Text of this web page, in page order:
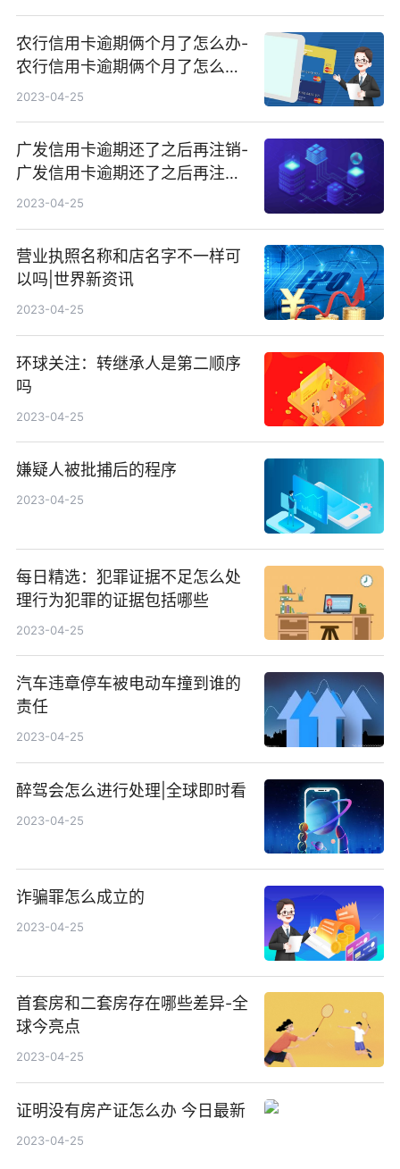
农行信用卡逾期俩个月了怎么办-
农行信用卡逾期俩个月了怎么办
理_全球报道
2023-04-25
广发信用卡逾期还了之后再注销-
广发信用卡逾期还了之后再注销
有影响吗 世界快资讯
2023-04-25
营业执照名称和店名字不一样可
以吗|世界新资讯
2023-04-25
环球关注：转继承人是第二顺序
吗
2023-04-25
嫌疑人被批捕后的程序
2023-04-25
每日精选：犯罪证据不足怎么处
理行为犯罪的证据包括哪些
2023-04-25
汽车违章停车被电动车撞到谁的
责任
2023-04-25
醉驾会怎么进行处理|全球即时看
2023-04-25
诈骗罪怎么成立的
2023-04-25
首套房和二套房存在哪些差异-全
球今亮点
2023-04-25
证明没有房产证怎么办 今日最新
2023-04-25